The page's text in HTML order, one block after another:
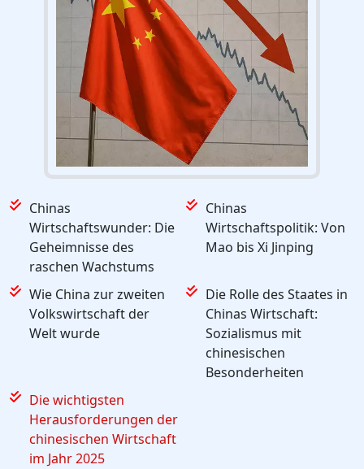
Chinas
Wirtschaftswunder: Die
Geheimnisse des
raschen Wachstums
Chinas
Wirtschaftspolitik: Von
Mao bis Xi Jinping
Wie China zur zweiten
Volkswirtschaft der
Welt wurde
Die Rolle des Staates in
Chinas Wirtschaft:
Sozialismus mit
chinesischen
Besonderheiten
Die wichtigsten
Herausforderungen der
chinesischen Wirtschaft
im Jahr 2025